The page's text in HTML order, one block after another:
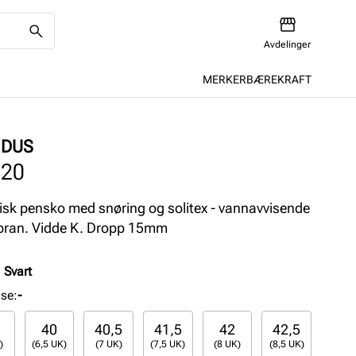
Avdelinger
MERKERBÆREKRAFT
pensko med snøring og solitex - vannavvisende
Vidde K. Dropp 15mm
Svart
:-
40
(6,5 UK)
40,5
(7 UK)
41,5
(7,5 UK)
42
(8 UK)
42,5
(8,5 UK)